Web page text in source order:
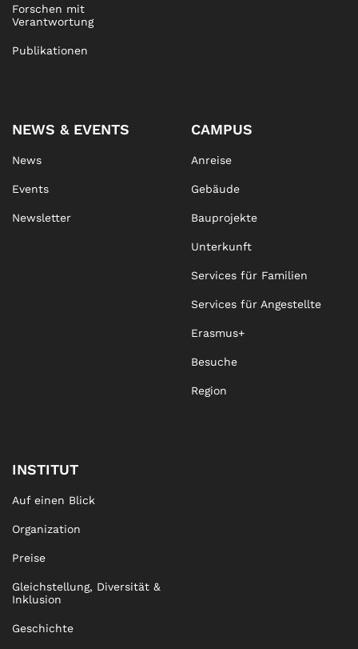
Forschen mit
Verantwortung
Publikationen
NEWS & EVENTS
News
Events
Newsletter
CAMPUS
Anreise
Gebäude
Bauprojekte
Unterkunft
Services für Familien
Services für Angestellte
Erasmus+
Besuche
Region
INSTITUT
Auf einen Blick
Organization
Preise
Gleichstellung, Diversität &
Inklusion
Geschichte